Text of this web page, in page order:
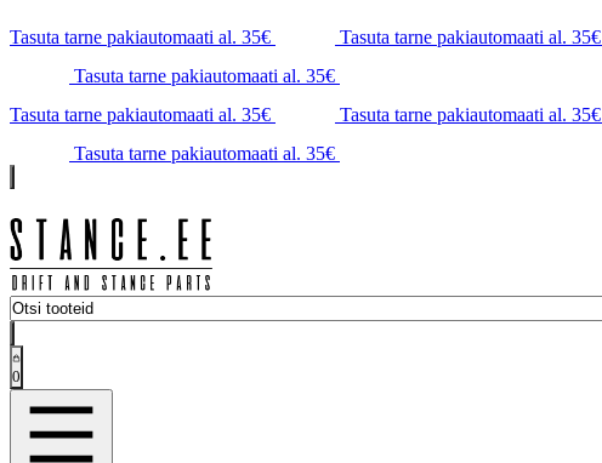
Tasuta tarne pakiautomaati al. 35€ Tasuta tarne pakiautomaati al. 35€
Tasuta tarne pakiautomaati al. 35€
Tasuta tarne pakiautomaati al. 35€
Tasuta tarne pakiautomaati al. 35€
Tasuta tarne pakiautomaati al. 35€
0